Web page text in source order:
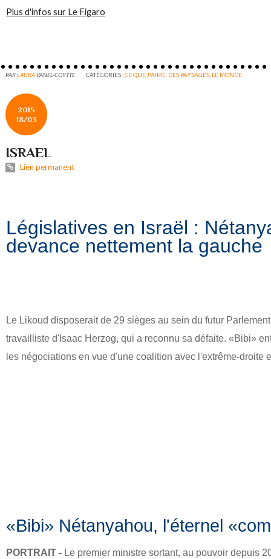
Plus d'infos sur Le Figaro
PARLAURAVANEL-COYTTE CATÉGORIES :CE QUE J'AIME. DES PAYSAGES LE MONDE
2015
18/03
ISRAEL
Lien permanent
Législatives en Israël :
devance nettement la gauche
Le Likoud disposerait de 29 sièges au sein du futur
travailliste d'Isaac Herzog, qui a reconnu sa défaite. «Bibi»
les négociations en vue d'une coalition avec l'extrême-droite
«Bibi» Nétanyahou, l'éternel
PORTRAIT - Le premier ministre sortant, au pouvoir depuis